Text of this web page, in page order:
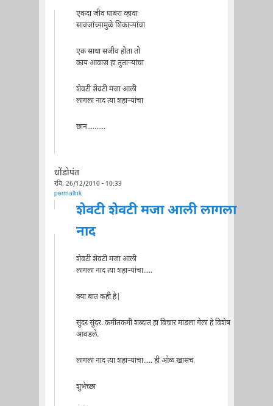
एकदा जीव घाबरा व्हावा
सावजांच्यामुळे शिकार्‍यांचा
एक साधा सजीव होता तो
काय आवाज हा तुतार्‍यांचा
शेवटी शेवटी मजा आली
लागला नाद त्या शहार्‍यांचा
छान..........
धोंडोपंत
रवि, 26/12/2010 - 10:33
permalink
शेवटी शेवटी मजा आली लागला
नाद
शेवटी शेवटी मजा आली
लागला नाद त्या शहार्‍यांचा.....
क्या बात कही है|
सुंदर सुंदर. कमीतकमी शब्दात हा विचार मांडला गेला हे विशेष
आवडले.
लागला नाद त्या शहार्‍यांचा..... ही ओळ खासचं
शुभेच्छा